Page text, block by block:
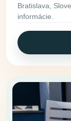
Bratislava,
informácie.